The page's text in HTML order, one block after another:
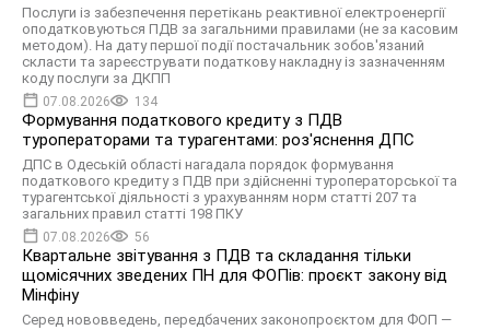
Послуги із забезпечення перетікань реактивної електроенергії
оподатковуються ПДВ за загальними правилами (не за касовим
методом). На дату першої події постачальник зобов'язаний
скласти та зареєструвати податкову накладну із зазначенням
коду послуги за ДКПП
07.08.2026 134
Формування податкового кредиту з ПДВ
туроператорами та турагентами: роз'яснення ДПС
ДПС в Одеській області нагадала порядок формування
податкового кредиту з ПДВ при здійсненні туроператорської та
турагентської діяльності з урахуванням норм статті 207 та
загальних правил статті 198 ПКУ
07.08.2026 56
Квартальне звітування з ПДВ та складання тільки
щомісячних зведених ПН для ФОПів: проєкт закону від
Мінфіну
Серед нововведень, передбачених законопроєктом для ФОП —